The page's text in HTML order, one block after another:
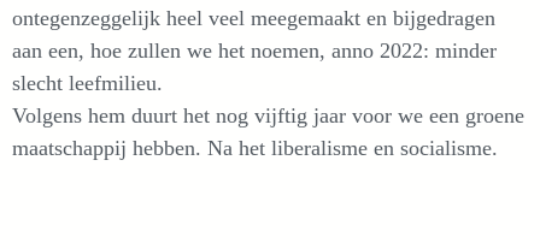
ontegenzeggelijk heel veel meegemaakt en bijgedragen
aan een, hoe zullen we het noemen, anno 2022: minder
slecht leefmilieu.
Volgens hem duurt het nog vijftig jaar voor we een groene
maatschappij hebben. Na het liberalisme en socialisme.